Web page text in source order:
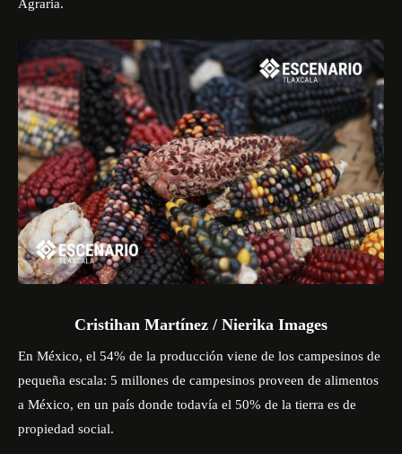
Agraria.
Cristihan Martínez / Nierika Images
En México, el 54% de la producción viene de los campesinos de
pequeña escala: 5 millones de campesinos proveen de alimentos
a México, en un país donde todavía el 50% de la tierra es de
propiedad social.